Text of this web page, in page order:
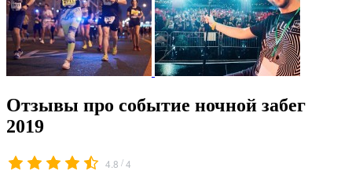
Отзывы про событие ночной забег
2019
4.8 /4